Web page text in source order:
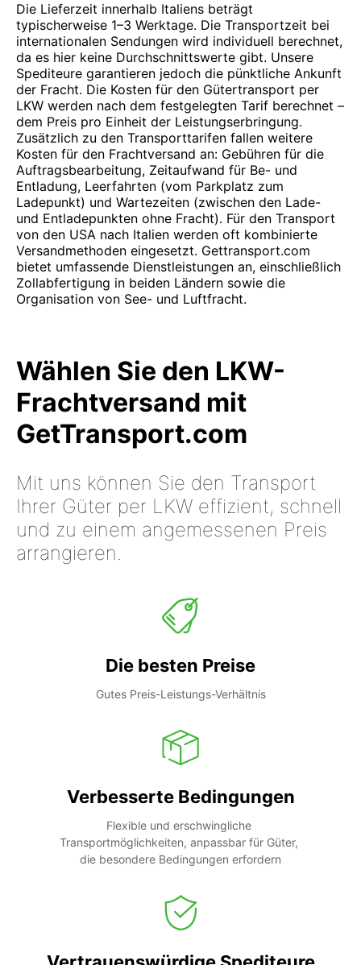
Die Lieferzeit innerhalb Italiens beträgt
typischerweise 1–3 Werktage. Die Transportzeit bei
internationalen Sendungen wird individuell berechnet,
da es hier keine Durchschnittswerte gibt. Unsere
Spediteure garantieren jedoch die pünktliche Ankunft
der Fracht. Die Kosten für den Gütertransport per
LKW werden nach dem festgelegten Tarif berechnet –
dem Preis pro Einheit der Leistungserbringung.
Zusätzlich zu den Transporttarifen fallen weitere
Kosten für den Frachtversand an: Gebühren für die
Auftragsbearbeitung, Zeitaufwand für Be- und
Entladung, Leerfahrten (vom Parkplatz zum
Ladepunkt) und Wartezeiten (zwischen den Lade-
und Entladepunkten ohne Fracht). Für den Transport
von den USA nach Italien werden oft kombinierte
Versandmethoden eingesetzt. Gettransport.com
bietet umfassende Dienstleistungen an, einschließlich
Zollabfertigung in beiden Ländern sowie die
Organisation von See- und Luftfracht.
Wählen Sie den LKW-
Frachtversand mit
GetTransport.com
Mit uns können Sie den Transport
Ihrer Güter per LKW effizient, schnell
und zu einem angemessenen Preis
arrangieren.
Die besten Preise
Gutes Preis-Leistungs-Verhältnis
Verbesserte Bedingungen
Flexible und erschwingliche
Transportmöglichkeiten, anpassbar für Güter,
die besondere Bedingungen erfordern